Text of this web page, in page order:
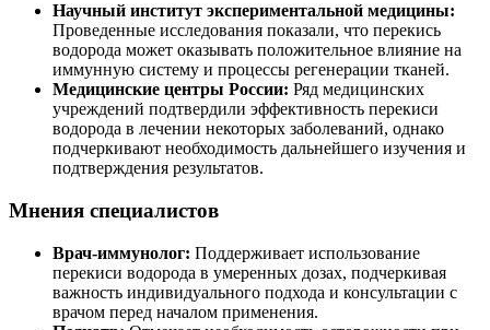
Научный институт экспериментальной медицины:
Проведенные исследования показали, что перекись
водорода может оказывать положительное влияние на
иммунную систему и процессы регенерации тканей.
Медицинские центры России: Ряд медицинских
учреждений подтвердили эффективность перекиси
водорода в лечении некоторых заболеваний, однако
подчеркивают необходимость дальнейшего изучения и
подтверждения результатов.
Мнения специалистов
Врач-иммунолог: Поддерживает использование
перекиси водорода в умеренных дозах, подчеркивая
важность индивидуального подхода и консультации с
врачом перед началом применения.